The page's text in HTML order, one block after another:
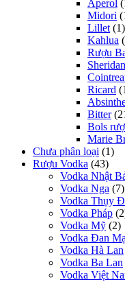
Aperol
Midori
Lillet (1)
Kahlua
Rượu
Ricard
Bitter
Bols
Marie
Chưa phân loại (1)
Rượu Vodka (43)
Vodka Nhật
Vodka Nga (7)
Vodka Thụy
Vodka Pháp
Vodka Mỹ (2)
Vodka Đan
Vodka Hà Lan
Vodka Ba Lan
Vodka Việt